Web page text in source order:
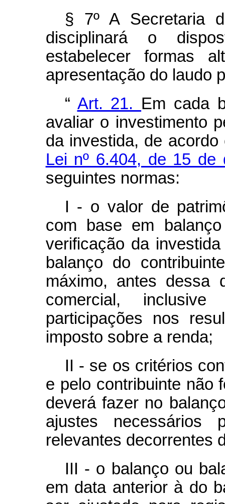
§ 7º A Secretaria
disciplinará o
estabelecer formas
apresentação do laudo
“ Art. 21. Em cada
avaliar o investimento
da investida, de
Lei nº 6.404, de 15
seguintes normas:
I - o valor de
com base em
verificação da
balanço do
máximo, antes dessa
comercial,
participações nos
imposto sobre a renda;
II - se os critérios
e pelo contribuinte não
deverá fazer no
ajustes necessários
relevantes decorrentes
III - o balanço ou
em data anterior à do